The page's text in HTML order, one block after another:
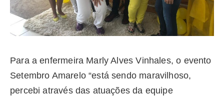
Para a enfermeira Marly Alves Vinhales, o evento
Setembro Amarelo “está sendo maravilhoso,
percebi através das atuações da equipe